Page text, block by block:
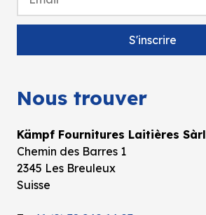
Nous trouver
Kämpf Fournitures Laitières Sàrl
Chemin des Barres 1
2345 Les Breuleux
Suisse